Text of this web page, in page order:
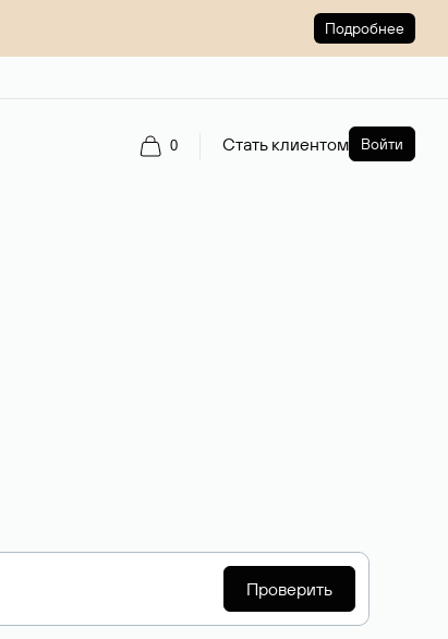
Подробнее
0 Стать клиентом Войти
Проверить